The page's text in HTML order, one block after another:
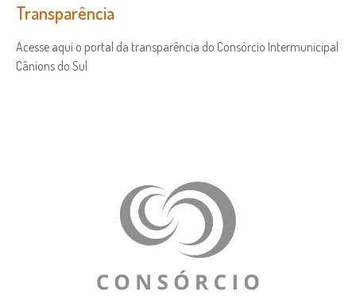
Transparência
Acesse aqui o portal da transparência do Consórcio Intermunicipal
Cânions do Sul